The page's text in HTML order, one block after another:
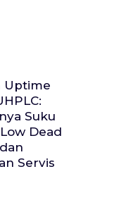
Uptime
Suku
Dead
Servis